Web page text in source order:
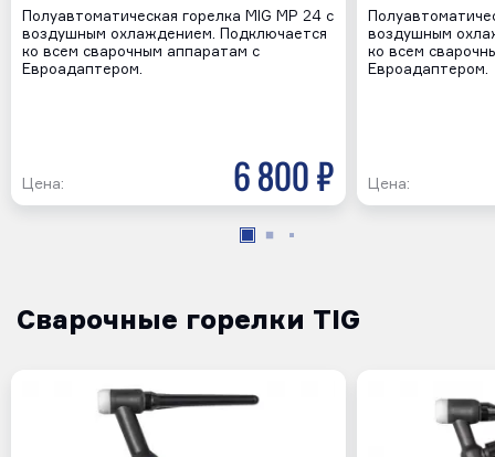
Полуавтоматическая горелка MIG MP 24 с
воздушным охлаждением. Подключается
ко всем сварочным аппаратам с
Евроадаптером.
Цена: 6 800 р
воздушным
ко всем
Евроадаптером.
Цена:
Сварочные горелки TIG